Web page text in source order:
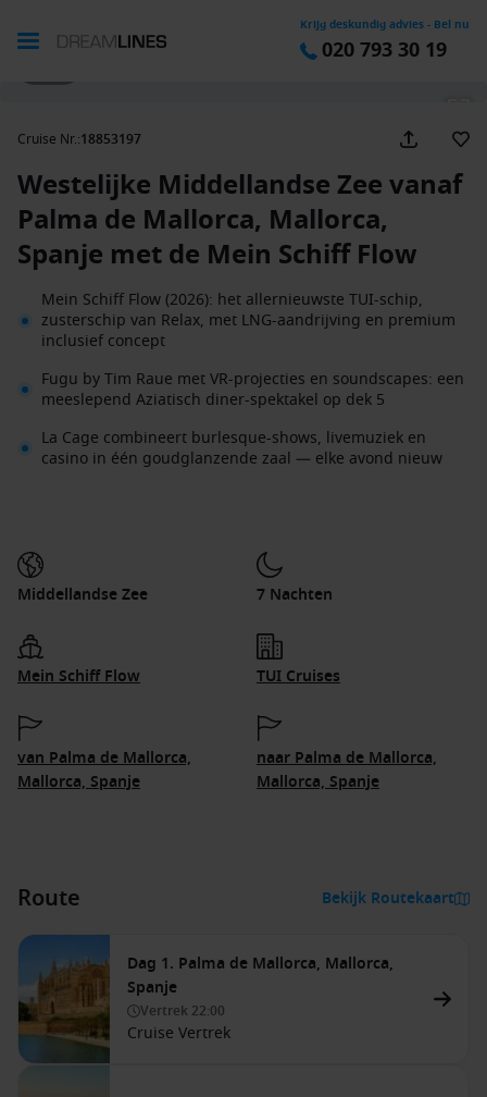
Krijg deskundig advies - Bel nu
020 793 30 19
Cruise Nr.:18853197
Westelijke Middellandse Zee vanaf
Palma de Mallorca, Mallorca,
Spanje met de Mein Schiff Flow
Mein Schiff Flow (2026): het allernieuwste TUI-schip,
zusterschip van Relax, met LNG-aandrijving en premium
inclusief concept
Fugu by Tim Raue met VR-projecties en soundscapes: een
meeslepend Aziatisch diner-spektakel op dek 5
La Cage combineert burlesque-shows, livemuziek en
casino in één goudglanzende zaal — elke avond nieuw
Middellandse Zee 7 Nachten
Mein Schiff Flow TUI Cruises
van Palma de Mallorca,
Mallorca, Spanje
naar Palma de Mallorca,
Mallorca, Spanje
Route Bekijk Routekaart
Dag 1. Palma de Mallorca, Mallorca,
Spanje
Vertrek 22:00
Cruise Vertrek